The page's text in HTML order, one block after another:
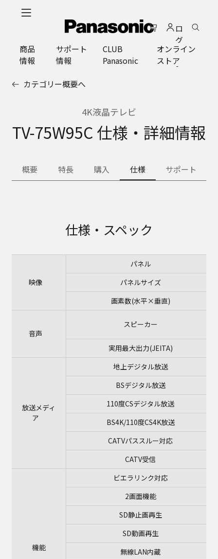
ロ
グ
イ
ン
商品
情報
サポート
情報
CLUB
Panasonic
オンライン
ストア
カテゴリー概要へ
4K液晶テレビ
TV-75W95C 仕様・詳細情報
概要 特長 購入 仕様 サポート
仕様・スペック
映像
パネル
パネルサイズ
画素数(水平×垂直)
音声
スピーカー
実用最大出力(JEITA)
放送メディ
ア
地上デジタル放送
BSデジタル放送
110度CSデジタル放送
BS4K/110度CS4K放送
CATVパススルー対応
CATV受信
機能
ビエラリンク対応
2画面機能
SD静止画再生
SD動画再生
無線LAN内蔵